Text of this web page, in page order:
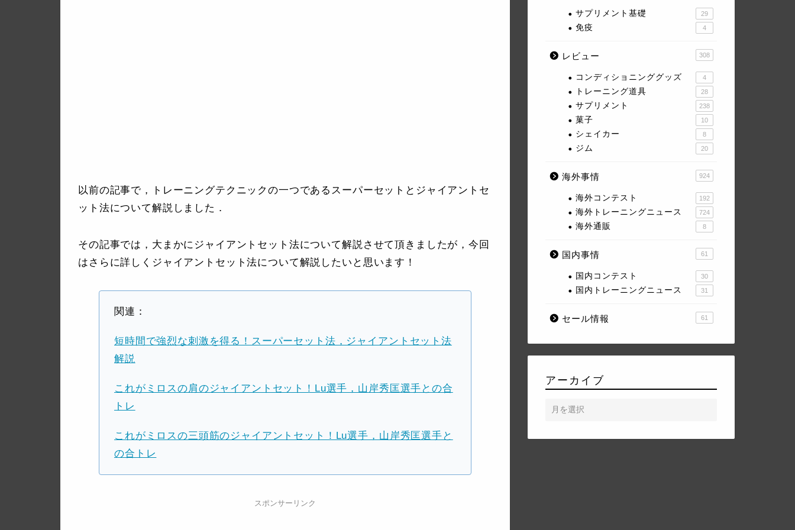
以前の記事で，トレーニングテクニックの一つであるスーパーセットとジャイアントセ
ット法について解説しました．
その記事では，大まかにジャイアントセット法について解説させて頂きましたが，今回
はさらに詳しくジャイアントセット法について解説したいと思います！
関連：
短時間で強烈な刺激を得る！スーパーセット法，ジャイアントセット法
解説
これがミロスの肩のジャイアントセット！Lu選手，山岸秀匡選手との合
トレ
これがミロスの三頭筋のジャイアントセット！Lu選手，山岸秀匡選手と
の合トレ
スポンサーリンク
サプリメント基礎 29
免疫 4
レビュー 308
コンディショニンググッズ 4
トレーニング道具 28
サプリメント 238
菓子 10
シェイカー 8
ジム 20
海外事情 924
海外コンテスト 192
海外トレーニングニュース 724
海外通販 8
国内事情 61
国内コンテスト 30
国内トレーニングニュース 31
セール情報 61
アーカイブ